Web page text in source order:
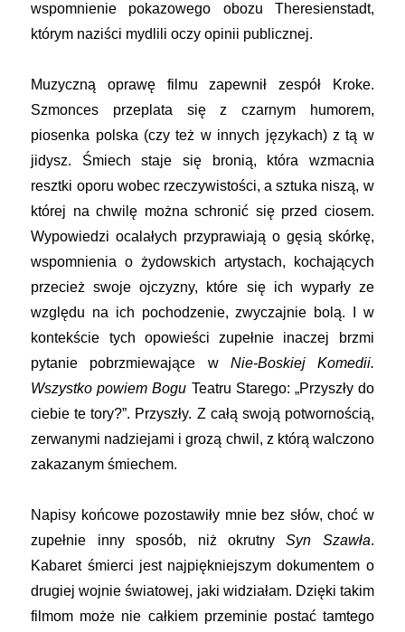
wspomnienie pokazowego obozu Theresienstadt,
którym naziści mydlili oczy opinii publicznej.
Muzyczną oprawę filmu zapewnił zespół Kroke.
Szmonces przeplata się z czarnym humorem,
piosenka polska (czy też w innych językach) z tą w
jidysz. Śmiech staje się bronią, która wzmacnia
resztki oporu wobec rzeczywistości, a sztuka niszą, w
której na chwilę można schronić się przed ciosem.
Wypowiedzi ocalałych przyprawiają o gęsią skórkę,
wspomnienia o żydowskich artystach, kochających
przecież swoje ojczyzny, które się ich wyparły ze
względu na ich pochodzenie, zwyczajnie bolą. I w
kontekście tych opowieści zupełnie inaczej brzmi
pytanie pobrzmiewające w Nie-Boskiej Komedii.
Wszystko powiem Bogu Teatru Starego: „Przyszły do
ciebie te tory?”. Przyszły. Z całą swoją potwornością,
zerwanymi nadziejami i grozą chwil, z którą walczono
zakazanym śmiechem.
Napisy końcowe pozostawiły mnie bez słów, choć w
zupełnie inny sposób, niż okrutnySyn Szawła.
Kabaret śmierci jest najpiękniejszym dokumentem o
drugiej wojnie światowej, jaki widziałam. Dzięki takim
filmom może nie całkiem przeminie postać tamtego